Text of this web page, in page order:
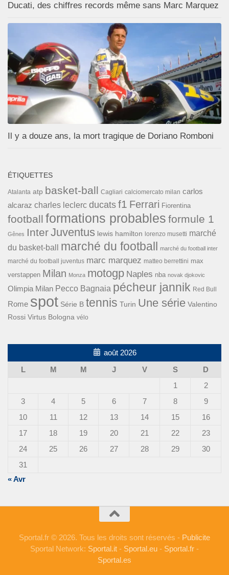
Ducati, des chiffres records même sans Marc Marquez
Il y a douze ans, la mort tragique de Doriano Romboni
ÉTIQUETTES
Atalanta atp basket-ball Cagliari calciomercato milan carlos
alcaraz charles leclerc ducats f1 Ferrari Fiorentina
football formations probables formule 1
Gênes InterJuventus lewis hamilton lorenzo musetti marché
du basket-ball
marché du football marché du football inter
marché du football juventus marc marquez matteo berrettini max
verstappen Milan Monza motogp Naples nba novak djokovic
Olimpia Milan Pecco Bagnaia pécheur jannik Red Bull
Rome spot Série B tennis Turin Une série Valentino
Rossi Virtus Bologna vélo
août 2026
L
M M J V S
D
1
2
3
4 5 6 7 8
9
10
11 12 13 14 15
16
17
18 19 20 21 22
23
24
25 26 27 28 29
30
31
« Avr
Sportal.fr © 2026. Tous les droits sont réservés - Publicite
Sportal Network: Sportal.it - Sportal.eu - Sportal.fr -
Sportal.es